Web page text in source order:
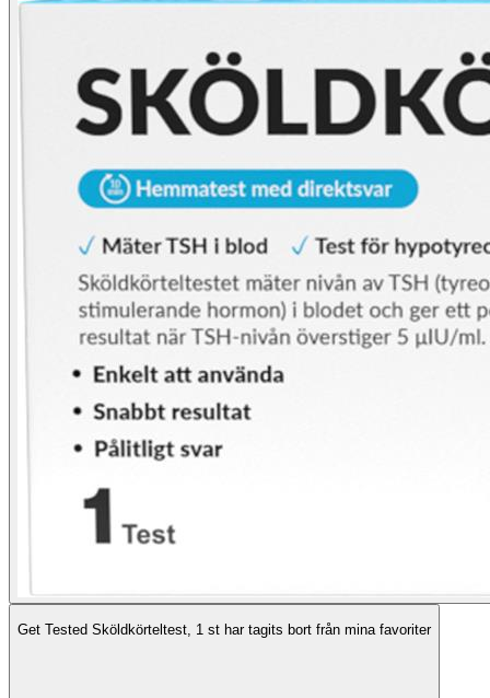
Get Tested Sköldkörteltest, 1 st har tagits bort från mina favoriter